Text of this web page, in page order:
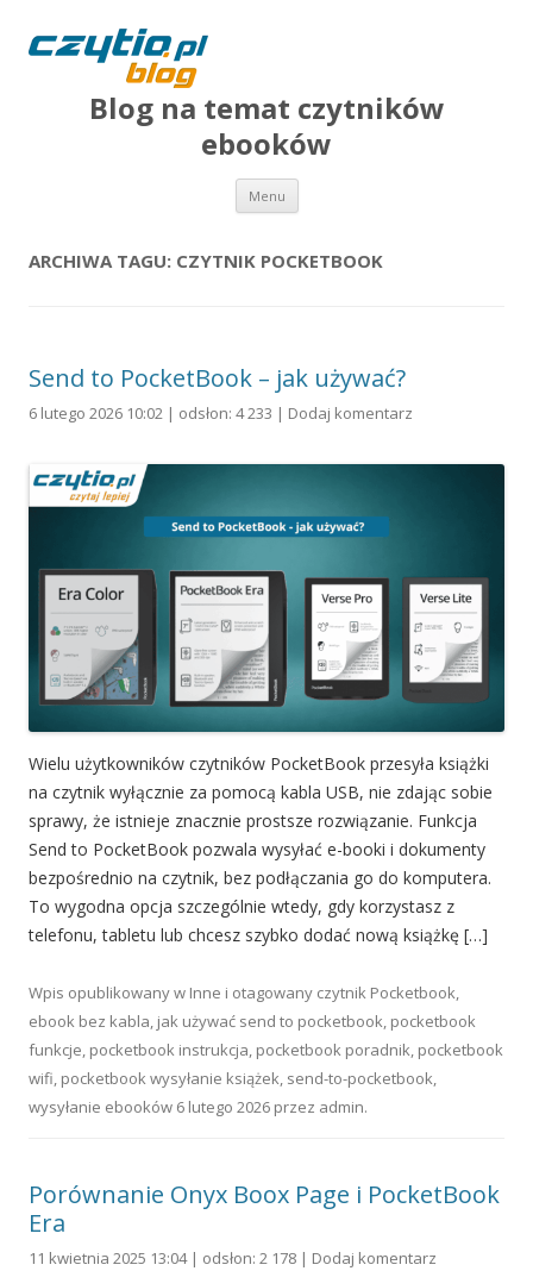
Blog na temat czytników
ebooków
Menu Przejdź do treści
ARCHIWA TAGU: CZYTNIK POCKETBOOK
Send to PocketBook – jak używać?
6 lutego 2026 10:02 | odsłon: 4 233 | Dodaj komentarz
Wielu użytkowników czytników PocketBook przesyła książki
na czytnik wyłącznie za pomocą kabla USB, nie zdając sobie
sprawy, że istnieje znacznie prostsze rozwiązanie. Funkcja
Send to PocketBook pozwala wysyłać e-booki i dokumenty
bezpośrednio na czytnik, bez podłączania go do komputera.
To wygodna opcja szczególnie wtedy, gdy korzystasz z
telefonu, tabletu lub chcesz szybko dodać nową książkę […]
Wpis opublikowany w Inne i otagowany czytnik Pocketbook,
ebook bez kabla, jak używać send to pocketbook, pocketbook
funkcje, pocketbook instrukcja, pocketbook poradnik, pocketbook
wifi, pocketbook wysyłanie książek, send-to-pocketbook,
wysyłanie ebooków 6 lutego 2026 przez admin.
Porównanie Onyx Boox Page i PocketBook
Era
11 kwietnia 2025 13:04 | odsłon: 2 178 | Dodaj komentarz